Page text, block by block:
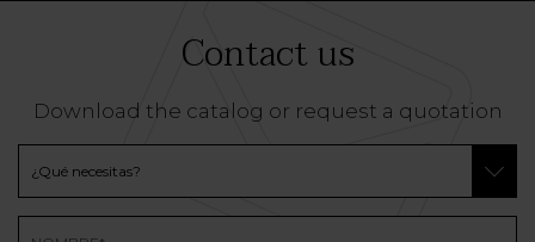
Contact us
Download the catalog or request a quotation